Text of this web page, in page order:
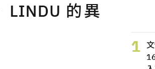
LINDU 的異
1